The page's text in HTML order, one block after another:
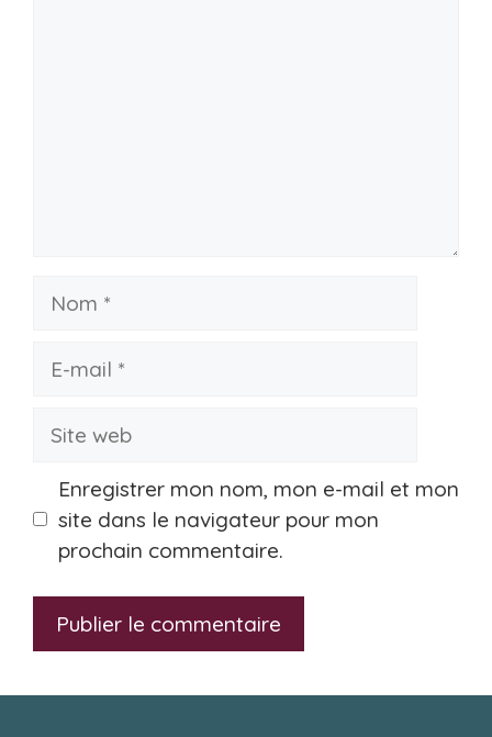
Enregistrer mon nom, mon e-mail et mon
site dans le navigateur pour mon
prochain commentaire.